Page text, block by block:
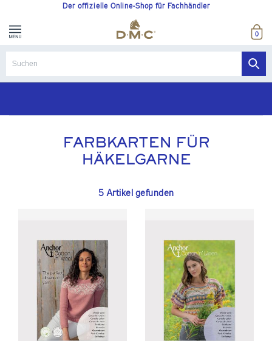
Der offizielle Online-Shop für Fachhändler
0
FARBKARTEN FÜR
HÄKELGARNE
5 Artikel gefunden